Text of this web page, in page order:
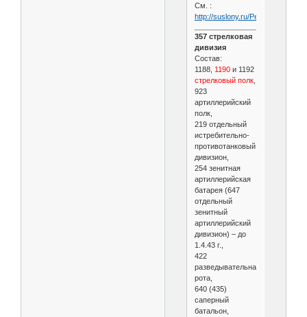
См. :
http://suslony.ru/Penzagebiet/
357 стрелковая
дивизия
Состав:
1188, 1190 и 1192
стрелковый полк,
923
артиллерийский
полк,
219 отдельный
истребительно-
противотанковый
дивизион,
254 зенитная
артиллерийская
батарея (647
отдельный
зенитный
артиллерийский
дивизион) – до
1.4.43 г.,
422
разведывательная
рота,
640 (435)
саперный
батальон,